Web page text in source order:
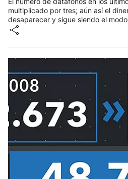
multiplicado por tres; aún así el
desaparecer y sigue siendo el